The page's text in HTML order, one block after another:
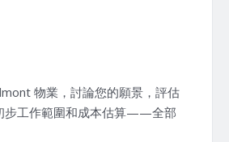
物業，討論您的願景，評估
步工作範圍和成本估算——全部